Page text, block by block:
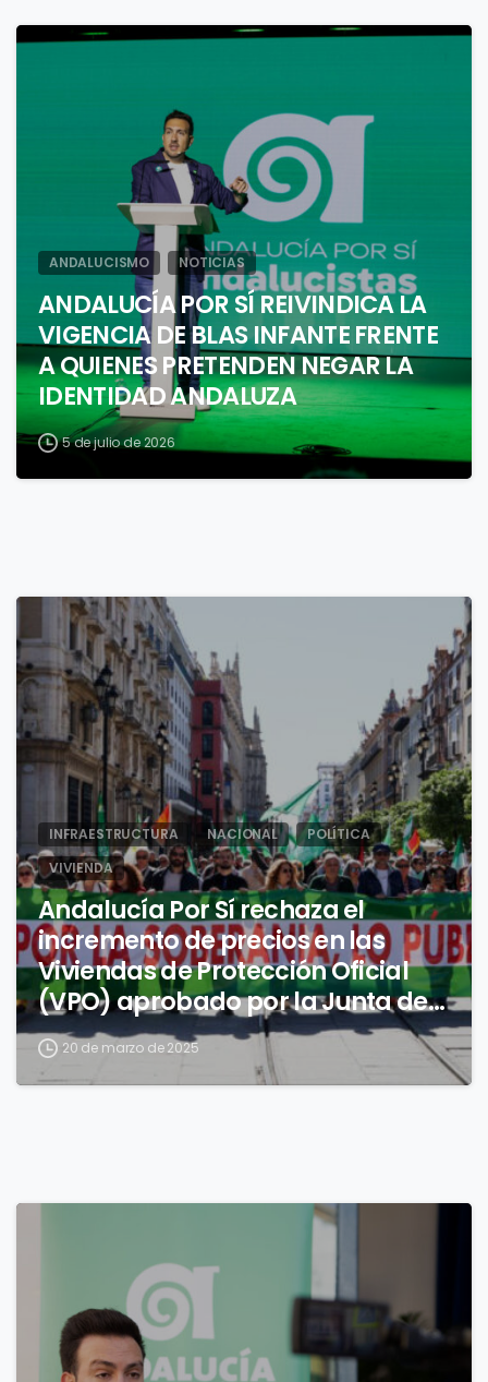
ANDALUCISMO NOTICIAS
ANDALUCÍA POR SÍ REIVINDICA LA
VIGENCIA DE BLAS INFANTE FRENTE
A QUIENES PRETENDEN NEGAR LA
IDENTIDAD ANDALUZA
5 de julio de 2026
INFRAESTRUCTURA NACIONAL
POLÍTICA
VIVIENDA
Andalucía Por Sí rechaza el
incremento de precios en las
Viviendas de Protección Oficial
(VPO) aprobado por la Junta de
Andalucía
20 de marzo de 2025